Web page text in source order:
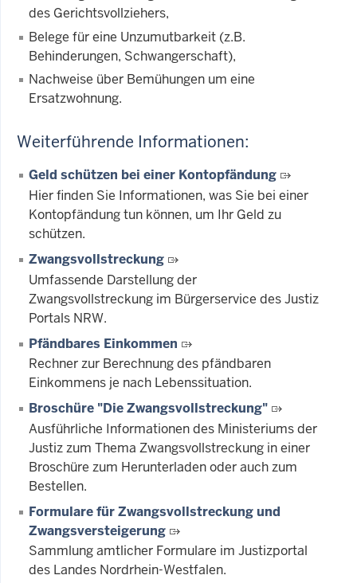
des Gerichtsvollziehers,
Belege für eine Unzumutbarkeit (z.B.
Behinderungen, Schwangerschaft),
Nachweise über Bemühungen um eine
Ersatzwohnung.
Weiterführende Informationen:
Geld schützen bei einer Kontopfändung
Hier finden Sie Informationen, was Sie bei einer
Kontopfändung tun können, um Ihr Geld zu
schützen.
Zwangsvollstreckung
Umfassende Darstellung der
Zwangsvollstreckung im Bürgerservice des Justiz
Portals NRW.
Pfändbares Einkommen
Rechner zur Berechnung des pfändbaren
Einkommens je nach Lebenssituation.
Broschüre "Die Zwangsvollstreckung"
Ausführliche Informationen des Ministeriums der
Justiz zum Thema Zwangsvollstreckung in einer
Broschüre zum Herunterladen oder auch zum
Bestellen.
Formulare für Zwangsvollstreckung und
Zwangsversteigerung
Sammlung amtlicher Formulare im Justizportal
des Landes Nordrhein-Westfalen.